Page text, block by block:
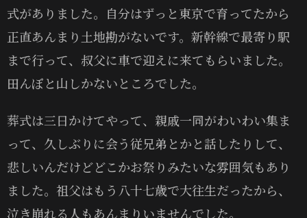
式がありました。自分はずっと東京で育ってたから
正直あんまり土地勘がないです。新幹線で最寄り駅
まで行って、叔父に車で迎えに来てもらいました。
田んぼと山しかないところでした。
葬式は三日かけてやって、親戚一同がわいわい集ま
って、久しぶりに会う従兄弟とかと話したりして、
悲しいんだけどどこかお祭りみたいな雰囲気もあり
ました。祖父はもう八十七歳で大往生だったから、
泣き崩れる人もあんまりいませんでした。